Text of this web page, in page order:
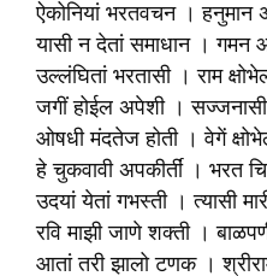
ऐकोनियां भरतवचन । हनुमान
यासी न देतां समाधान ।
उल्लंघितां भरतासी । राम
जगीं होईल अपेशी ।
ओषधी मंदतेज होती । वेगें
हे चुकवावी अपकीर्तीं । भरत
उदयां येतां गभस्ती । त्यासी
रवि माझी जाणे शक्ती ।
आतां तरी झालो टणक ।